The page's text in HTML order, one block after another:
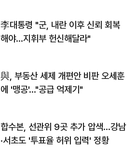
李대통령 "군, 내란 이후 신뢰 회복
해야…지휘부 헌신해달라"
與, 부동산 세제 개편안 비판 오세훈
에 '맹공'…"공급 억제기"
합수본, 선관위 9곳 추가 압색…강남
·서초도 '투표율 허위 입력' 정황